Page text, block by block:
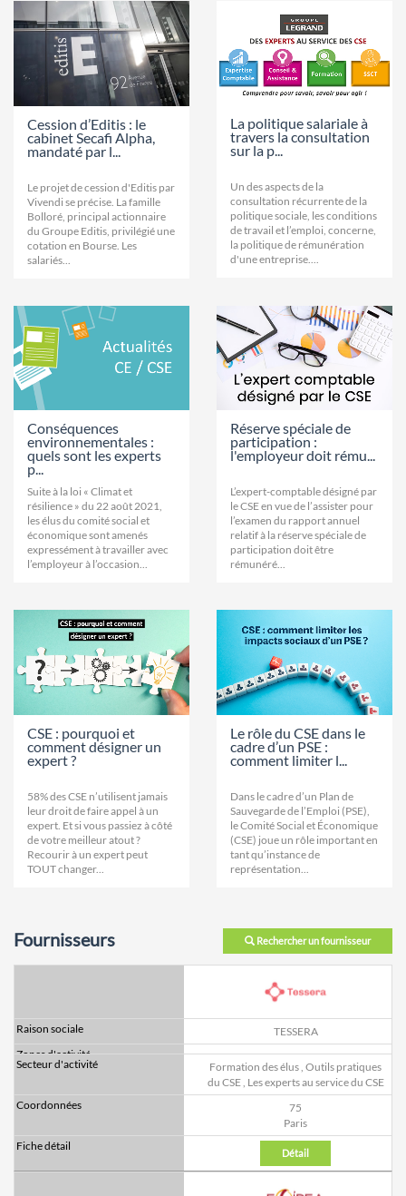
Cession d’Editis : le
cabinet Secafi Alpha,
mandaté par l...
Le projet de cession d'Editis par
Vivendi se précise. La famille
Bolloré, principal actionnaire
du Groupe Editis, privilégié une
cotation en Bourse. Les
salariés...
La politique salariale à
travers la consultation
sur la p...
Un des aspects de la
consultation récurrente de la
politique sociale, les conditions
de travail et l’emploi, concerne,
la politique de rémunération
d'une entreprise....
Conséquences
environnementales :
quels sont les experts
p...
Suite à la loi « Climat et
résilience » du 22 août 2021,
les élus du comité social et
économique sont amenés
expressément à travailler avec
l’employeur à l’occasion...
Réserve spéciale de
participation :
l'employeur doit rému...
L’expert-comptable désigné par
le CSE en vue de l’assister pour
l’examen du rapport annuel
relatif à la réserve spéciale de
participation doit être
rémunéré...
CSE : pourquoi et
comment désigner un
expert ?
58% des CSE n’utilisent jamais
leur droit de faire appel à un
expert. Et si vous passiez à côté
de votre meilleur atout ?
Recourir à un expert peut
TOUT changer...
Le rôle du CSE dans le
cadre d’un PSE :
comment limiter l...
Dans le cadre d’un Plan de
Sauvegarde de l’Emploi (PSE),
le Comité Social et Économique
(CSE) joue un rôle important en
tant qu’instance de
représentation...
Rechercher un fournisseur
Fournisseurs
TESSERA
Formation des élus, Outils pratiques
du CSE, Les experts au service du CSE
75
Paris
Détail